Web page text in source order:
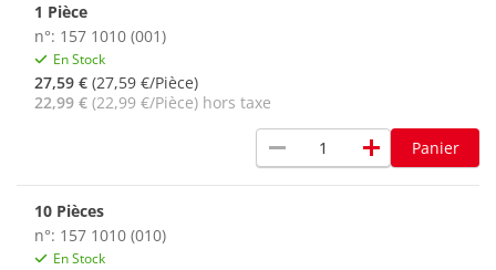
1 Pièce
n°: 157 1010 (001)
En Stock
27,59 € (27,59 €/Pièce)
22,99 € (22,99 €/Pièce) hors taxe
remove add Panier
10 Pièces
n°: 157 1010 (010)
En Stock